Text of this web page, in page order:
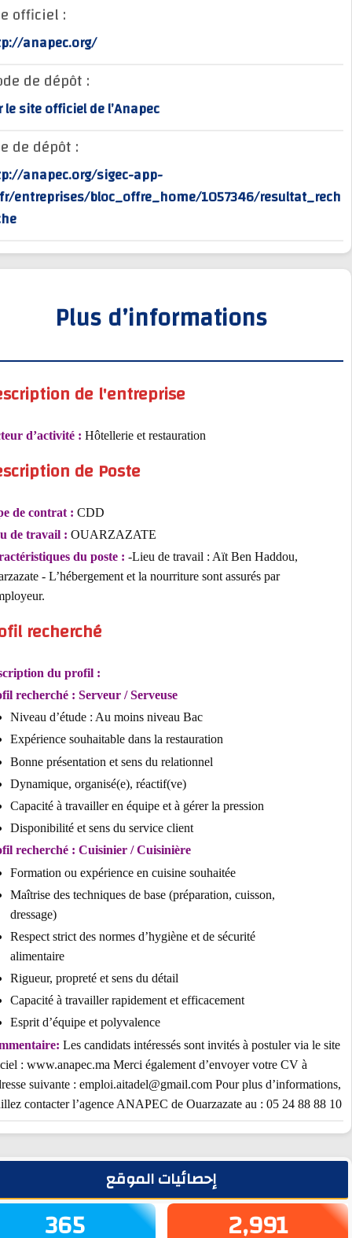
Site officiel :
http://anapec.org/
Mode de dépôt :
sur le site officiel de l’Anapec
Site de dépôt :
http://anapec.org/sigec-app-
rv/fr/entreprises/bloc_offre_home/1057346/
erche
Plus d’informations
Description de l'entreprise
Secteur d’activité :Hôtellerie et restauration
Description de Poste
Type de contrat :
Lieu de travail :OUARZAZATE
Caractéristiques du poste : -Lieu de travail : Aït Ben Haddou,
Ouarzazate - L’hébergement et la nourriture sont assurés par
l’employeur.
Profil recherché
Description du profil :
Profil recherché : Serveur / Serveuse
Niveau d’étude : Au moins niveau Bac
Expérience souhaitable dans la restauration
Bonne présentation et sens du relationnel
Dynamique, organisé(e), réactif(ve)
Capacité à travailler en équipe et à gérer la pression
Disponibilité et sens du service client
Profil recherché : Cuisinier / Cuisinière
Formation ou expérience en cuisine souhaitée
Maîtrise des techniques de base (préparation, cuisson,
dressage)
Respect strict des normes d’hygiène et de sécurité
alimentaire
Rigueur, propreté et sens du détail
Capacité à travailler rapidement et efficacement
Esprit d’équipe et polyvalence
Commentaire:Les candidats intéressés sont invités à postuler via
officiel : www.anapec.ma Merci également d’envoyer votre CV à
l’adresse suivante : emploi.aitadel@gmail.com Pour plus
veuillez contacter l’agence ANAPEC de Ouarzazate au : 05 24 88
إحصائيات الموقع
2,991
365